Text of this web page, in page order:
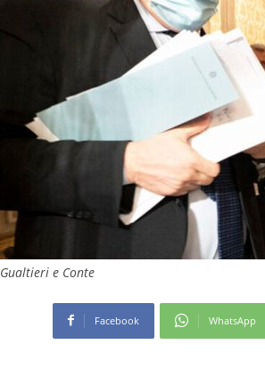
Gualtieri e Conte
Facebook WhatsApp